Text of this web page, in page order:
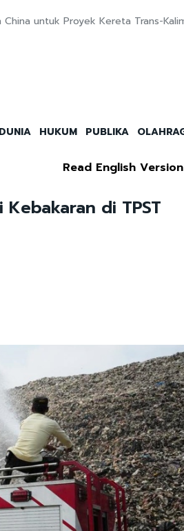
untuk Proyek Kereta Trans-
DUNIA HUKUM PUBLIKA
Read English Version
di TPST